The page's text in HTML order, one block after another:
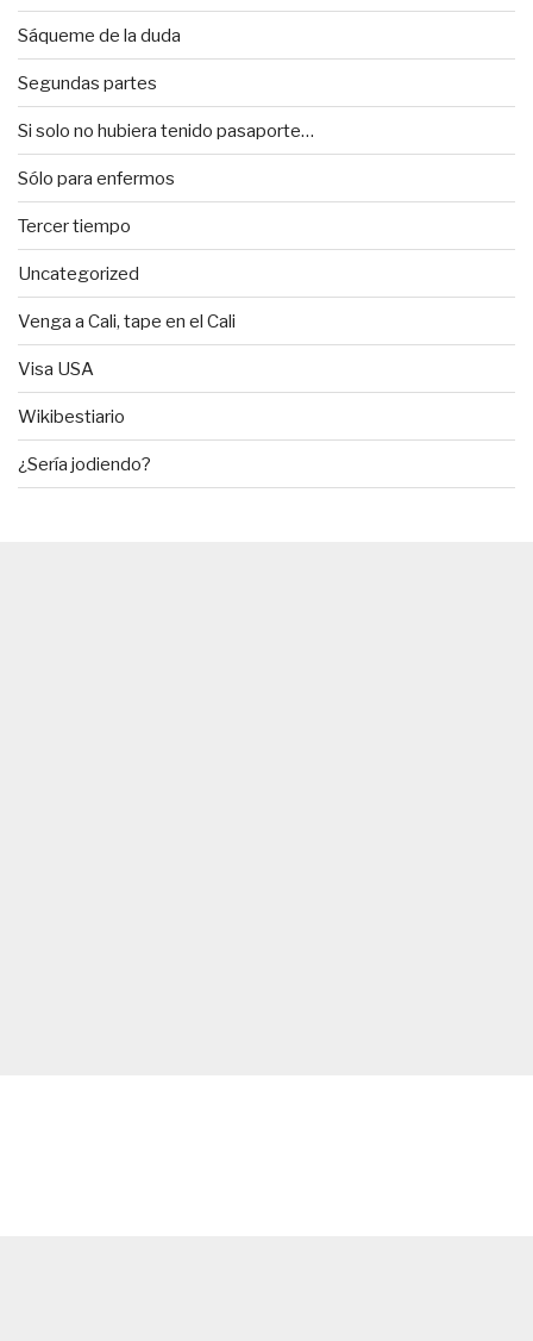
Sáqueme de la duda
Segundas partes
Si solo no hubiera tenido pasaporte…
Sólo para enfermos
Tercer tiempo
Uncategorized
Venga a Cali, tape en el Cali
Visa USA
Wikibestiario
¿Sería jodiendo?